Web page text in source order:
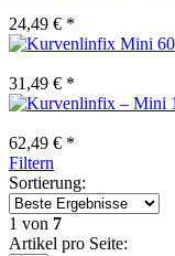
24,49 € *
31,49 € *
62,49 € *
Filtern
Sortierung:
1 von 7
Artikel pro Seite: